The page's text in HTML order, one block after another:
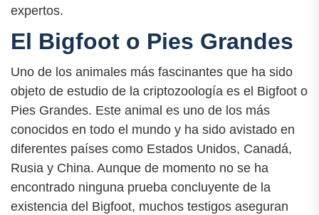
expertos.
El Bigfoot o Pies Grandes
Uno de los animales más fascinantes que ha sido
objeto de estudio de la criptozoología es el Bigfoot o
Pies Grandes. Este animal es uno de los más
conocidos en todo el mundo y ha sido avistado en
diferentes países como Estados Unidos, Canadá,
Rusia y China. Aunque de momento no se ha
encontrado ninguna prueba concluyente de la
existencia del Bigfoot, muchos testigos aseguran